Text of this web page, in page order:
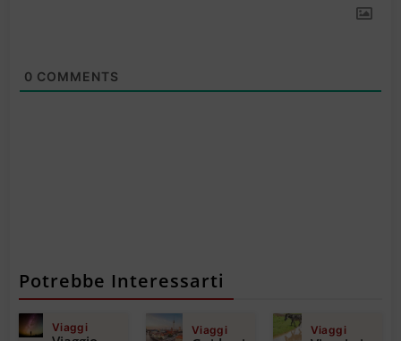
0 COMMENTS
Potrebbe Interessarti
Viaggi Viaggi Viaggi